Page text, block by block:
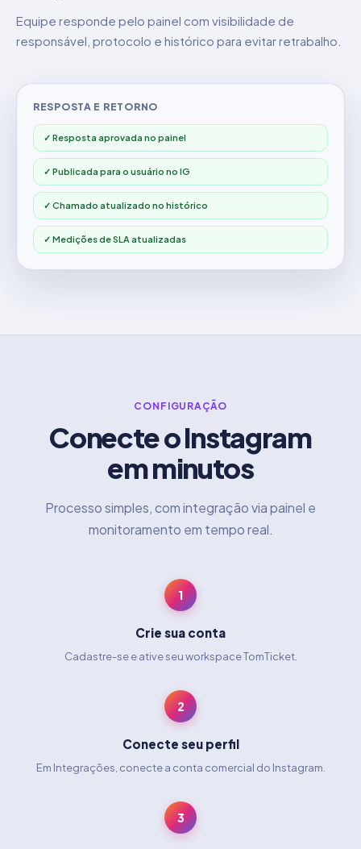
Equipe responde pelo painel com visibilidade de
responsável, protocolo e histórico para evitar retrabalho.
RESPOSTA E RETORNO
✓ Resposta aprovada no painel
✓ Publicada para o usuário no IG
✓ Chamado atualizado no histórico
✓ Medições de SLA atualizadas
CONFIGURAÇÃO
Conecte o Instagram
em minutos
Processo simples, com integração via painel e
monitoramento em tempo real.
1
Crie sua conta
Cadastre-se e ative seu workspace TomTicket.
2
Conecte seu perfil
Em Integrações, conecte a conta comercial do Instagram.
3